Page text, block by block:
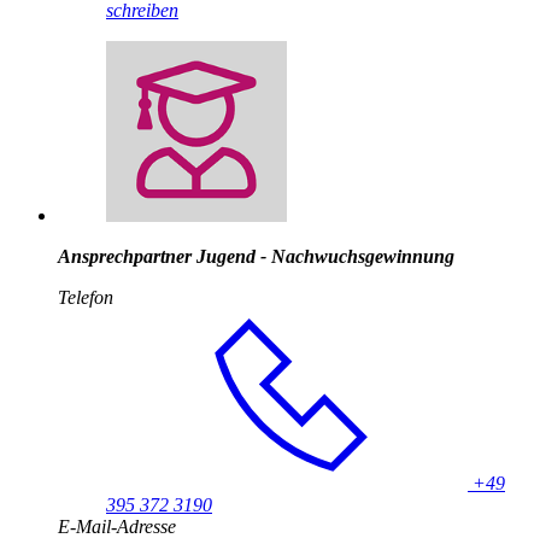
schreiben
Ansprechpartner Jugend - Nachwuchsgewinnung
Telefon
+49
395 372 3190
E-Mail-Adresse